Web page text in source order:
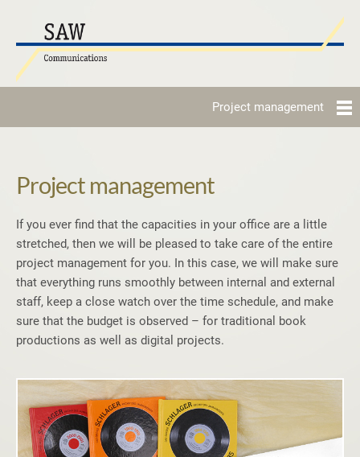
Project management
Project management
If you ever find that the capacities in your office are a little
stretched, then we will be pleased to take care of the entire
project management for you. In this case, we will make sure
that everything runs smoothly between internal and external
staff, keep a close watch over the time schedule, and make
sure that the budget is observed – for traditional book
productions as well as digital projects.